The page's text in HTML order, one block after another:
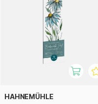
HAHNEMÜHLE